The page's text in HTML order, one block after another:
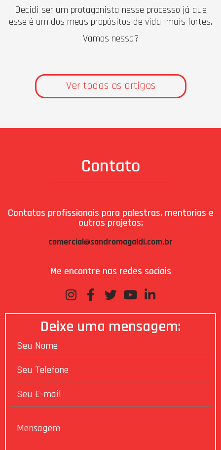
Decidi ser um protagonista nesse processo já que
esse é um dos meus propósitos de vida mais fortes.
Vamos nessa?
Ver todas os artigos
Contato
Contatos profissionais para palestras, mentorias e
outros projetos:
comercial@sandromagaldi.com.br
Me encontre nas redes sociais
Deixe uma mensagem: